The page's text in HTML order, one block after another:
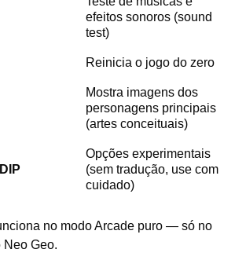
efeitos sonoros (sound
test)
Reinicia o jogo do zero
Mostra imagens dos
personagens principais
(artes conceituais)
Opções experimentais
(sem tradução, use com
cuidado)
no modo Arcade puro — só no
Neo Geo.